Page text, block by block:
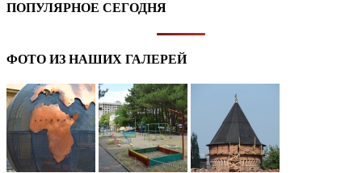
ПОПУЛЯРНОЕ СЕГОДНЯ
ФОТО ИЗ НАШИХ ГАЛЕРЕЙ